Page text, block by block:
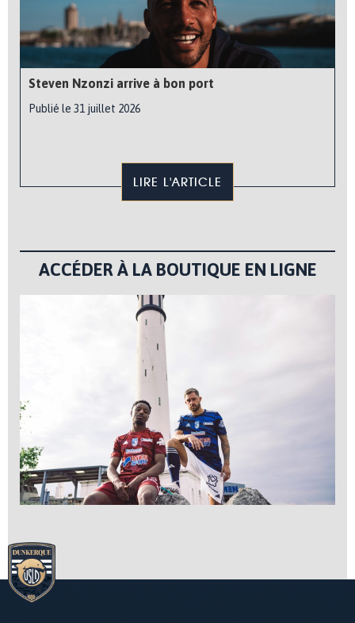
Steven Nzonzi arrive à bon port
Publié le 31 juillet 2026
LIRE L'ARTICLE
ACCÉDER À LA BOUTIQUE EN LIGNE